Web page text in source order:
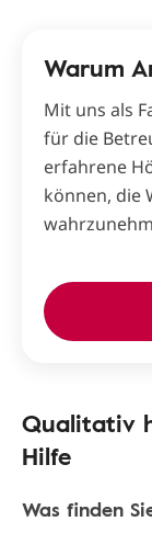
Warum
Mit uns als
für die
erfahrene
können, die
Qualitativ
Hilfe
Was finden